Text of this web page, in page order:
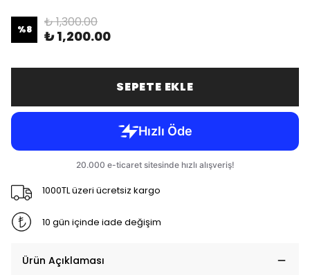
%8 ₺ 1,300.00
₺ 1,200.00
SEPETE EKLE
1000TL üzeri ücretsiz kargo
10 gün içinde iade değişim
Ürün Açıklaması